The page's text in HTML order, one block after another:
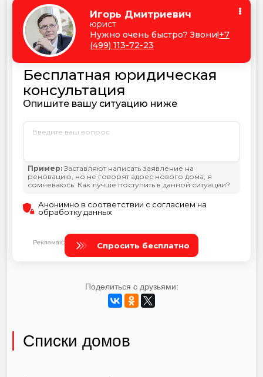
Поделиться с друзьями:
Списки домов